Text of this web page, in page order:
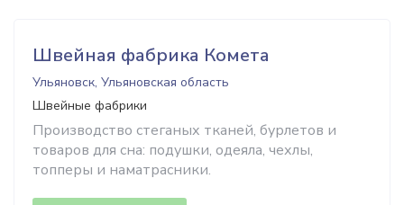
Швейная фабрика Комета
Ульяновск, Ульяновская область
Швейные фабрики
Производство стеганых тканей, бурлетов и
товаров для сна: подушки, одеяла, чехлы,
топперы и наматрасники.